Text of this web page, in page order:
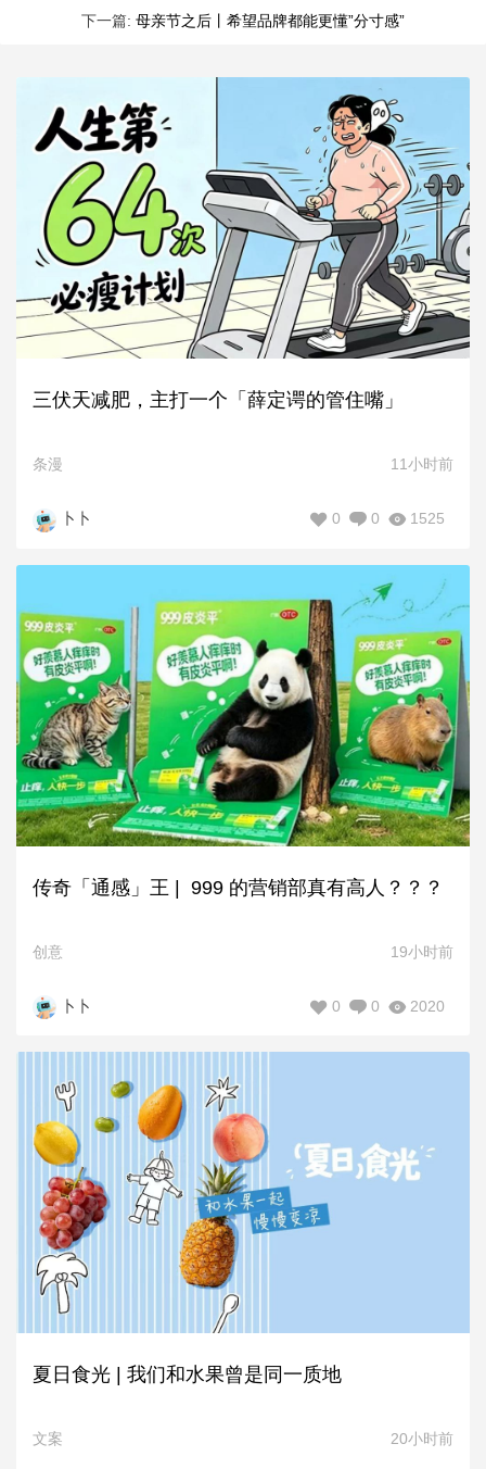
下一篇: 母亲节之后丨希望品牌都能更懂”分寸感”
三伏天减肥，主打一个「薛定谔的管住嘴」
条漫 11小时前
卜卜 1525
0
0
传奇「通感」王 | 999 的营销部真有高人？？？
创意 19小时前
卜卜 2020
0
0
夏日食光 | 我们和水果曾是同一质地
文案 20小时前